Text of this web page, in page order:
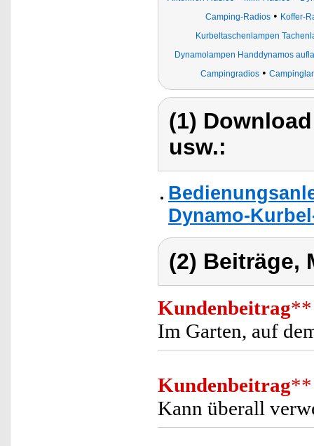
Camping-Radios • Koffer-
Kurbeltaschenlampen
Dynamolampen Handdynamos
Campingradios•
(1)
usw.:
Dynamo-
(2) Beiträge,
Kundenbeitrag**
Im Garten, auf
Kundenbeitrag**
Kann überall